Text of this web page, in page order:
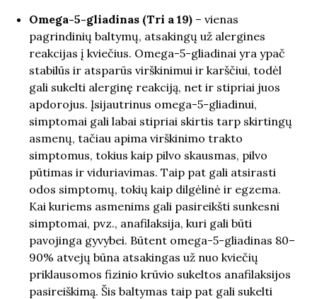
Omega-5-gliadinas (Tri a 19) – vienas
pagrindinių baltymų, atsakingų už alergines
reakcijas į kviečius. Omega-5-gliadinai yra ypač
stabilūs ir atsparūs virškinimui ir karščiui, todėl
gali sukelti alerginę reakciją, net ir stipriai juos
apdorojus. Įsijautrinus omega-5-gliadinui,
simptomai gali labai stipriai skirtis tarp skirtingų
asmenų, tačiau apima virškinimo trakto
simptomus, tokius kaip pilvo skausmas, pilvo
pūtimas ir viduriavimas. Taip pat gali atsirasti
odos simptomų, tokių kaip dilgėlinė ir egzema.
Kai kuriems asmenims gali pasireikšti sunkesni
simptomai, pvz., anafilaksija, kuri gali būti
pavojinga gyvybei. Būtent omega-5-gliadinas 80–
90% atvejų būna atsakingas už nuo kviečių
priklausomos fizinio krūvio sukeltos anafilaksijos
pasireiškimą. Šis baltymas taip pat gali sukelti